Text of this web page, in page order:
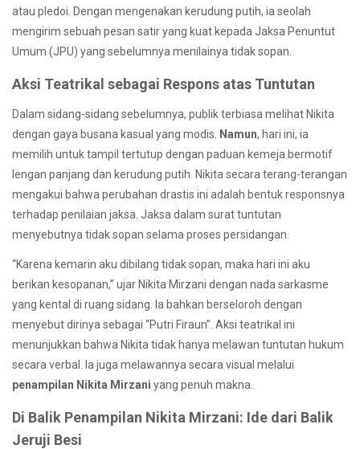
atau pledoi. Dengan mengenakan kerudung putih, ia seolah
mengirim sebuah pesan satir yang kuat kepada Jaksa Penuntut
Umum (JPU) yang sebelumnya menilainya tidak sopan.
Aksi Teatrikal sebagai Respons atas Tuntutan
Dalam sidang-sidang sebelumnya, publik terbiasa melihat Nikita
dengan gaya busana kasual yang modis. Namun, hari ini, ia
memilih untuk tampil tertutup dengan paduan kemeja bermotif
lengan panjang dan kerudung putih. Nikita secara terang-terangan
mengakui bahwa perubahan drastis ini adalah bentuk responsnya
terhadap penilaian jaksa. Jaksa dalam surat tuntutan
menyebutnya tidak sopan selama proses persidangan.
“Karena kemarin aku dibilang tidak sopan, maka hari ini aku
berikan kesopanan,” ujar Nikita Mirzani dengan nada sarkasme
yang kental di ruang sidang. Ia bahkan berseloroh dengan
menyebut dirinya sebagai “Putri Firaun”. Aksi teatrikal ini
menunjukkan bahwa Nikita tidak hanya melawan tuntutan hukum
secara verbal. Ia juga melawannya secara visual melalui
penampilan Nikita Mirzani yang penuh makna.
Di Balik Penampilan Nikita Mirzani: Ide dari Balik
Jeruji Besi